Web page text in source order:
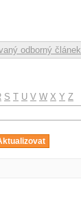
odborný článek
S T U V W X Y Z